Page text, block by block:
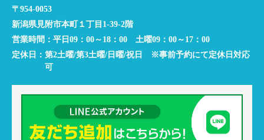
〒954-0053
新潟県見附市本町１丁目1-39-2階
営業時間： 平日09：00～18：00 土曜09：00～17：00
定休日： 第2土曜/第3土曜/日曜/祝日 ※事前予約にて定休日対応
可